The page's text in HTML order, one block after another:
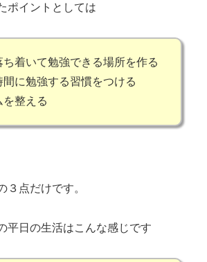
ポイントとしては
ち着いて勉強できる場所を作る
間に勉強する習慣をつける
を整える
３点だけです。
平日の生活はこんな感じです